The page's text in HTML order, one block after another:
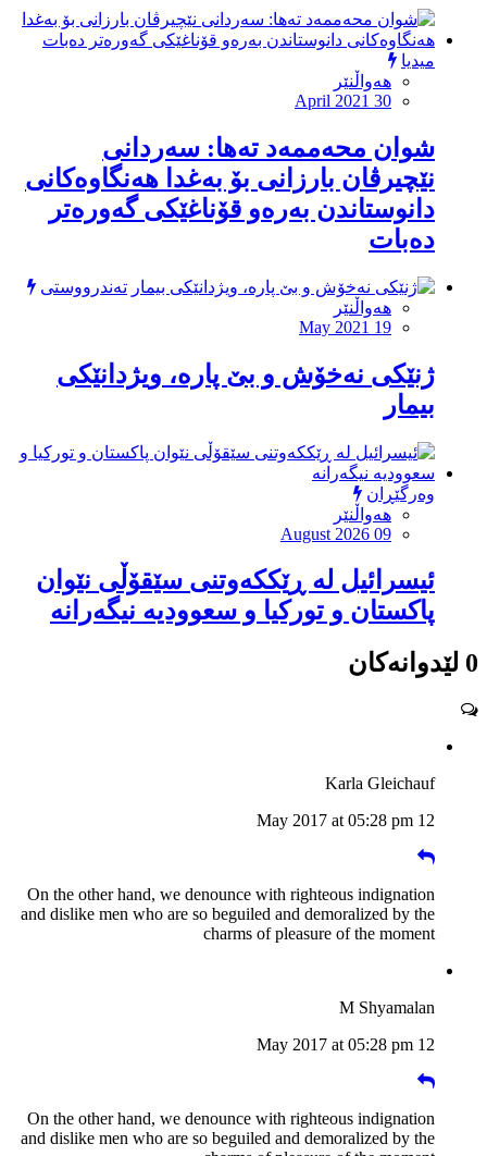
میدیا
هەواڵنێر
April 2021 30
شوان محەممەد تەها: سەردانى
نێچیرڤان بارزانى بۆ بەغدا هەنگاوەکانى
دانوستاندن بەرەو قۆناغێکى گەورەتر
دەبات
تەندرووستی
هەواڵنێر
May 2021 19
ژنێکی نەخۆش و بێ پارە، ویژدانێکی
بیمار
وەرگێڕان
هەواڵنێر
August 2026 09
ئیسرائیل لە ڕێككەوتنی سێقۆڵی نێوان
پاكستان و توركیا و سعوودیە نیگەرانە
0 لێدوانەکان
Karla Gleichauf
12 May 2017 at 05:28 pm
On the other hand, we denounce with righteous indignation
and dislike men who are so beguiled and demoralized by the
charms of pleasure of the moment
M Shyamalan
12 May 2017 at 05:28 pm
On the other hand, we denounce with righteous indignation
and dislike men who are so beguiled and demoralized by the